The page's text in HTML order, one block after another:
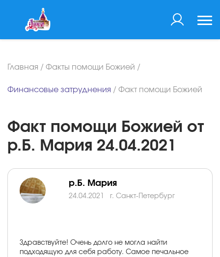
Главная / Факты помощи Божией /
Финансовые затруднения / Факт помощи Божией
Факт помощи Божией от
р.Б. Мария 24.04.2021
р.Б. Мария
24.04.2021 г. Санкт-Петербург
Здравствуйте! Очень долго не могла найти
подходящую для себя работу. Самое печальное